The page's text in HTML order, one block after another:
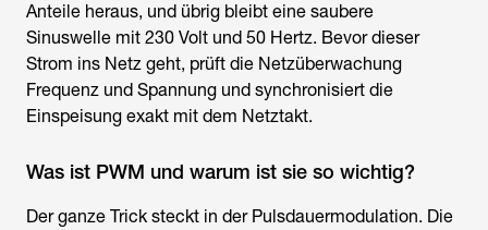
Anteile heraus, und übrig bleibt eine saubere
Sinuswelle mit 230 Volt und 50 Hertz. Bevor dieser
Strom ins Netz geht, prüft die Netzüberwachung
Frequenz und Spannung und synchronisiert die
Einspeisung exakt mit dem Netztakt.
Was ist PWM und warum ist sie so wichtig?
Der ganze Trick steckt in der Pulsdauermodulation. Die